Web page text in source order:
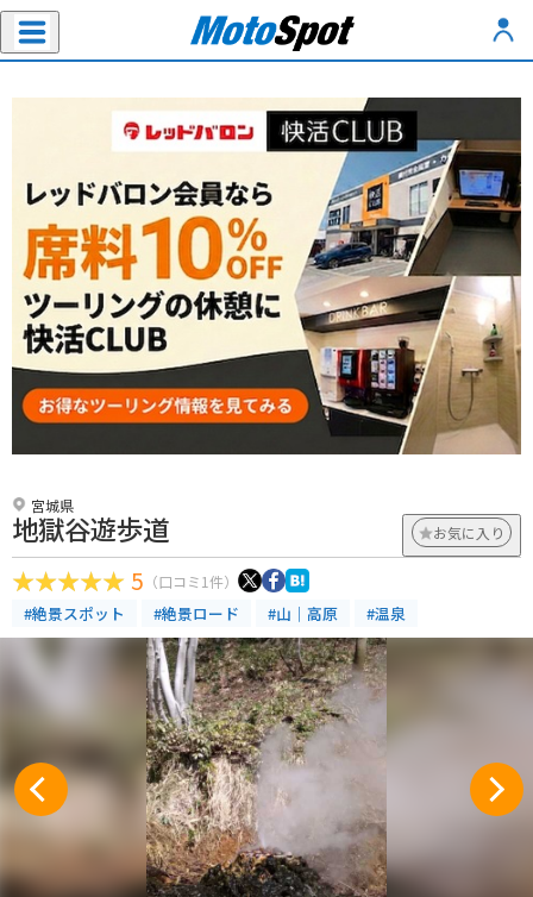
宮城県
地獄谷遊歩道 お気に入り
5 （口コミ1件）
#絶景スポット #絶景ロード #山｜高原 #温泉